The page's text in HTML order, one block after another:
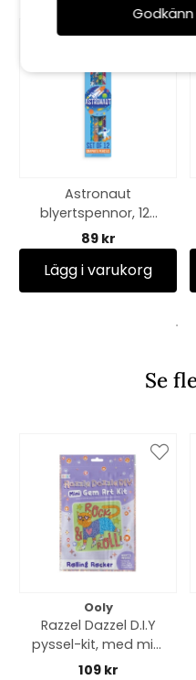
Astronaut
blyertspennor, 12-
pack - multi
89 kr
Lägg i varukorg
Se
Ooly
Razzel Dazzel D.I.Y
pyssel-kit, med mini
diamanter - rolling
109 kr